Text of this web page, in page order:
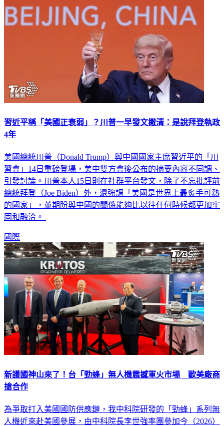
習近平稱「美國正衰弱」？川普一早發文撇清：是說拜登執政
美國總統川普（Donald Trump）與中國國家主席習近平的「川
習會」14日重磅登場，美中雙方會後公布的摘要內容不同調、
引發討論。川普本人15日則在社群平台發文，除了不忘批評前
總統拜登（Joe Biden）外，還強調「美國是世界上最炙手可熱
的國家」，並期盼與中國的關係能夠比以往任何時候都更加牢
國際
新護國神山來了！台「勁蜂」無人機震撼軍火市場 歐美廠商
為爭取打入美國國防供應鏈，我中科院研發的「勁蜂」系列無